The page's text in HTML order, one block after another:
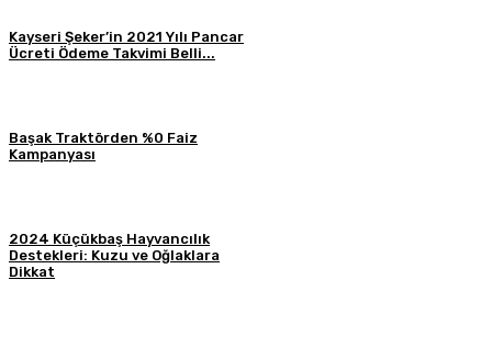
Kayseri Şeker’in 2021 Yılı Pancar
Ücreti Ödeme Takvimi Belli...
Başak Traktörden %0 Faiz
Kampanyası
2024 Küçükbaş Hayvancılık
Destekleri: Kuzu ve Oğlaklara
Dikkat